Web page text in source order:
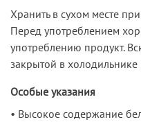
Хранить в сухом месте
Перед употреблением
употреблению продукт.
закрытой в
Особые указания
• Высокое содержание